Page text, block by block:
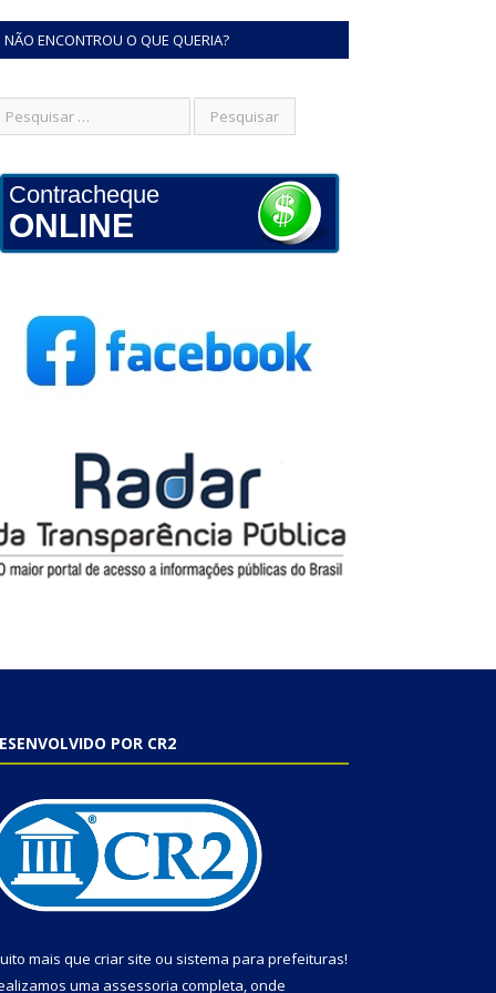
NÃO ENCONTROU O QUE QUERIA?
Contracheque
ONLINE
POR CR2
mais que criar site ou sistema para prefeituras!
uma assessoria completa, onde